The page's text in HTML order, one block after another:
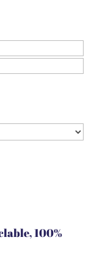
100%